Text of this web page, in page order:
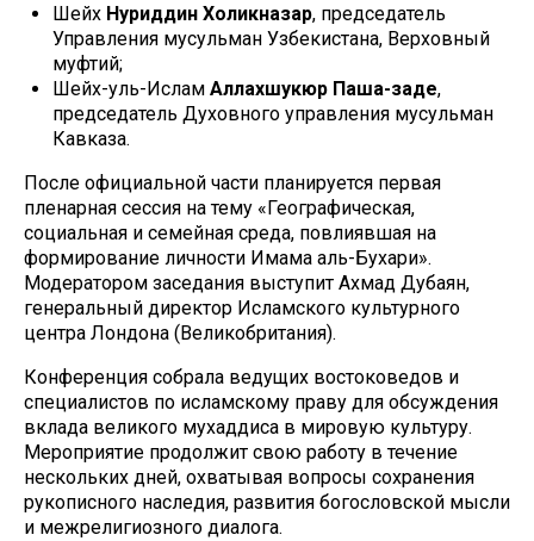
Шейх Нуриддин Холикназар, председатель
Управления мусульман Узбекистана, Верховный
муфтий;
Шейх-уль-Ислам Аллахшукюр Паша-заде,
председатель Духовного управления мусульман
Кавказа.
После официальной части планируется первая
пленарная сессия на тему «Географическая,
социальная и семейная среда, повлиявшая на
формирование личности Имама аль-Бухари».
Модератором заседания выступит Ахмад Дубаян,
генеральный директор Исламского культурного
центра Лондона (Великобритания).
Конференция собрала ведущих востоковедов и
специалистов по исламскому праву для обсуждения
вклада великого мухаддиса в мировую культуру.
Мероприятие продолжит свою работу в течение
нескольких дней, охватывая вопросы сохранения
рукописного наследия, развития богословской мысли
и межрелигиозного диалога.